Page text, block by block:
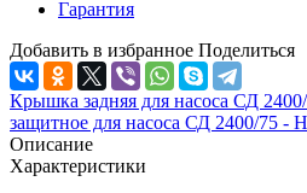
Гарантия
Добавить в избранное Поделиться
Крышка задняя для насоса СД
защитное для насоса СД 2400/75 -
Описание
Характеристики